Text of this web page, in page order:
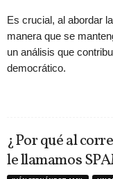
Es crucial, al abordar
manera que se
un análisis que
democrático.
¿Por qué al
le llamamos